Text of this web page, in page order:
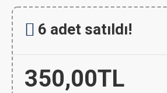
350,00TL
6 adet satıldı!